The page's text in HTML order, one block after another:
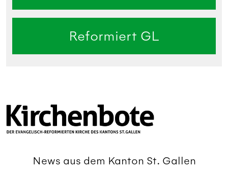
Reformiert GL
News aus dem Kanton St. Gallen